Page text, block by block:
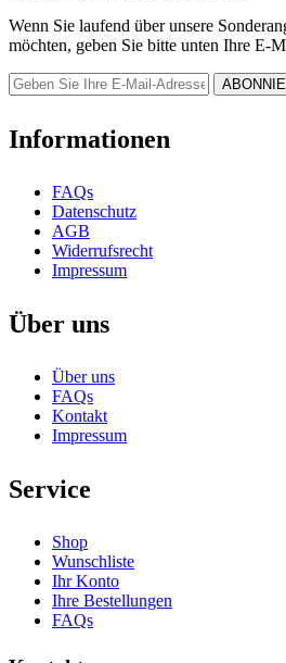
Wenn Sie laufend über unsere
möchten, geben Sie bitte unten Ihre E-
Informationen
FAQs
Datenschutz
AGB
Widerrufsrecht
Impressum
Über uns
Über uns
FAQs
Kontakt
Impressum
Service
Shop
Wunschliste
Ihr Konto
Ihre Bestellungen
FAQs